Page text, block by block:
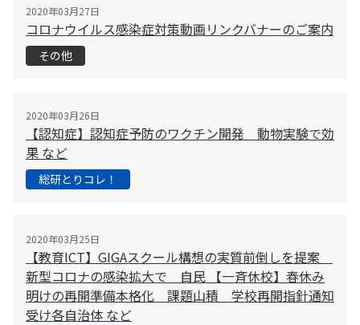
2020年03月27日
コロナウイルス感染症対策動画リンクバナーのご案内
その他
2020年03月26日
【認知症】認知症予防のワクチン開発 動物実験で効
果 など
総研とりコレ！
2020年03月25日
【教育ICT】GIGAスクール構想の実質前倒しを提案
新型コロナの感染拡大で 自民 【一斉休校】春休み
明けの再開準備本格化 課題山積 学校再開指針通知
受け各自治体 など